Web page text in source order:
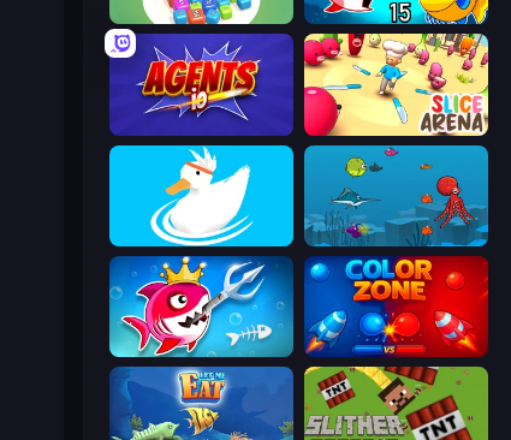
Merge Blocks 3D Fish Eat Getting Big
Slice Arena
Ducklings Fish Eat Fishes
Fish Stab Getting Big Color Zone